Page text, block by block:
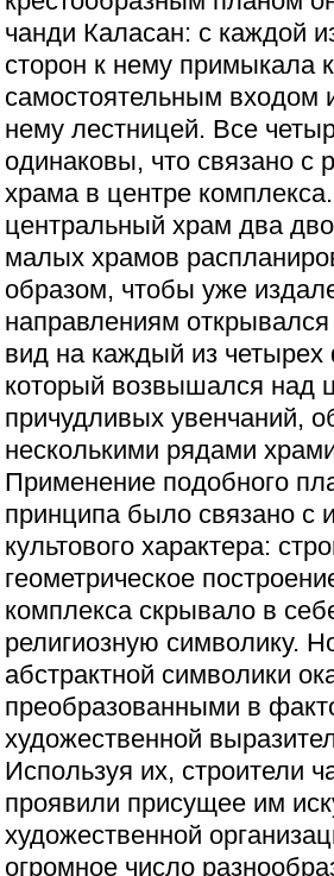
чанди Каласан: с каждой
сторон к нему примыкала
самостоятельным входом
нему лестницей. Все
одинаковы, что связано с
храма в центре
центральный храм два
малых храмов
образом, чтобы уже
направлениям
вид на каждый из
который возвышался над
причудливых увенчаний,
несколькими рядами
Применение подобного
принципа было связано с
культового характера:
геометрическое
комплекса скрывало в
религиозную символику.
абстрактной символики
преобразованными в
художественной
Используя их, строители
проявили присущее им
художественной
огромное число